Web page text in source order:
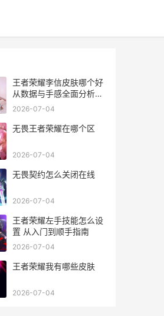
王者荣耀李信皮肤哪个好
从数据与手感全面分析助
你选择
2026-07-04
无畏王者荣耀在哪个区
2026-07-04
无畏契约怎么关闭在线
2026-07-04
王者荣耀左手技能怎么设
置 从入门到顺手指南
2026-07-04
王者荣耀我有哪些皮肤
2026-07-04